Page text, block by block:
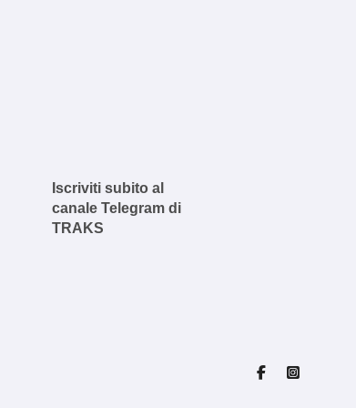
Iscriviti subito al
canale Telegram di
TRAKS